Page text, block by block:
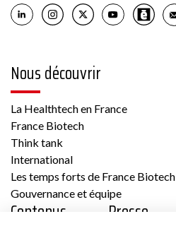
Nous découvrir
La Healthtech en France
France Biotech
Think tank
International
Les temps forts de France Biotech
Gouvernance et équipe
Contenus Presse